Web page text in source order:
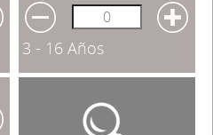
3 - 16 Años